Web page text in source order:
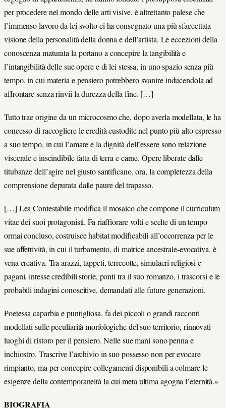
per procedere nel mondo delle arti visive, è altrettanto palese che
l’immenso lavoro da lei svolto ci ha consegnato una più sfaccettata
visione della personalità della donna e dell’artista. Le eccezioni della
conoscenza maturata la portano a concepire la tangibilità e
l’intangibilità delle sue opere e di lei stessa, in uno spazio senza più
tempo, in cui materia e pensiero potrebbero svanire inducendola ad
affrontare senza rinvii la durezza della fine. […]
Tutto trae origine da un microcosmo che, dopo averla modellata, le ha
concesso di raccogliere le eredità custodite nel punto più alto espresso
a suo tempo, in cui l’amare e la dignità dell’essere sono relazione
viscerale e inscindibile fatta di terra e carne. Opere liberate dalle
titubanze dell’agire nel giusto santificano, ora, la completezza della
comprensione depurata dalle paure del trapasso.
[…] Lea Contestabile modifica il mosaico che compone il curriculum
vitae dei suoi protagonisti. Fa riaffiorare volti e scelte di un tempo
ormai concluso, costruisce habitat modificabili all’occorrenza per le
sue affettività, in cui il turbamento, di matrice ancestrale-evocativa, è
vena creativa. Tra arazzi, tappeti, terrecotte, simulacri religiosi e
pagani, intesse credibili storie, ponti tra il suo romanzo, i trascorsi e le
probabili indagini conoscitive, demandati alle future generazioni.
Poetessa caparbia e puntigliosa, fa dei piccoli o grandi racconti
modellati sulle peculiarità morfologiche del suo territorio, rinnovati
luoghi di ristoro per il pensiero. Nelle sue mani sono penna e
inchiostro. Trascrive l’archivio in suo possesso non per evocare
rimpianto, ma per concepire collegamenti disponibili a colmare le
esigenze della contemporaneità la cui meta ultima agogna l’eternità.»
BIOGRAFIA